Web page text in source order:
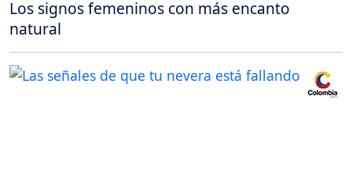
Los signos femeninos con más encanto
natural